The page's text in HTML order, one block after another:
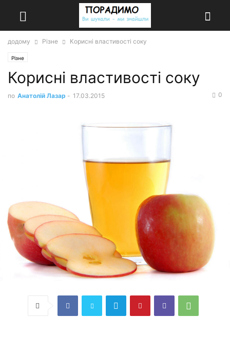
додому Різне Корисні властивості соку
Різне
Корисні властивості соку
по Анатолій Лазар - 17.03.2015 0